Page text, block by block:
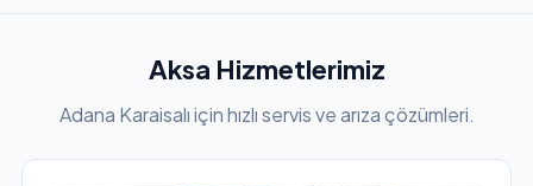
Aksa Hizmetlerimiz
Adana Karaisalı için hızlı servis ve arıza çözümleri.